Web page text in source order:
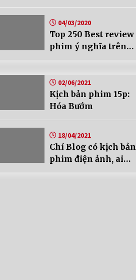
điển của Chí Blog
04/03/2020
Top 250 Best review
phim ý nghĩa trên
02/06/2021
Kịch bản phim 15p:
Hóa Bướm
18/04/2021
Chí Blog có kịch bản
phim điện ảnh, ai